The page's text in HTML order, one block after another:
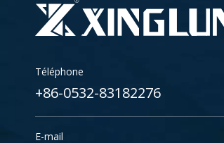
Téléphone
+86-0532-83182276
E-mail